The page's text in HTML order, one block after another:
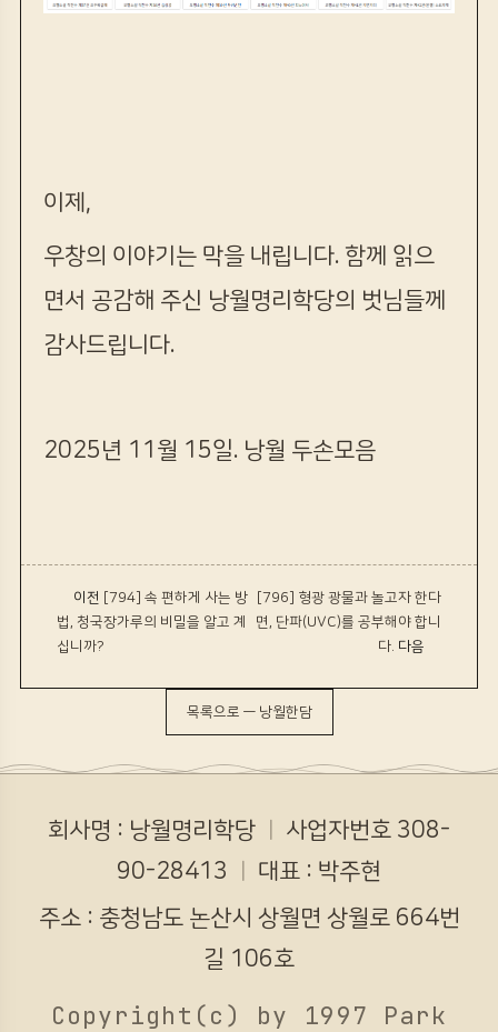
이제,
우창의 이야기는 막을 내립니다. 함께 읽으
면서 공감해 주신 낭월명리학당의 벗님들께
감사드립니다.
2025년 11월 15일. 낭월 두손모음
‹ 이전 [794] ​속 편하게 사는 방
법, 청국장가루의 비밀을 알고 계
십니까?
[796] 형광 광물과 놀고자 한다
면, 단파(UVC)를 공부해야 합니
다. 다음 ›
목록으로 — 낭월한담
회사명 : 낭월명리학당
사업자번호 308-
90-28413
대표 : 박주현
주소 : 충청남도 논산시 상월면 상월로 664번
길 106호
Copyright(c) by 1997 Park